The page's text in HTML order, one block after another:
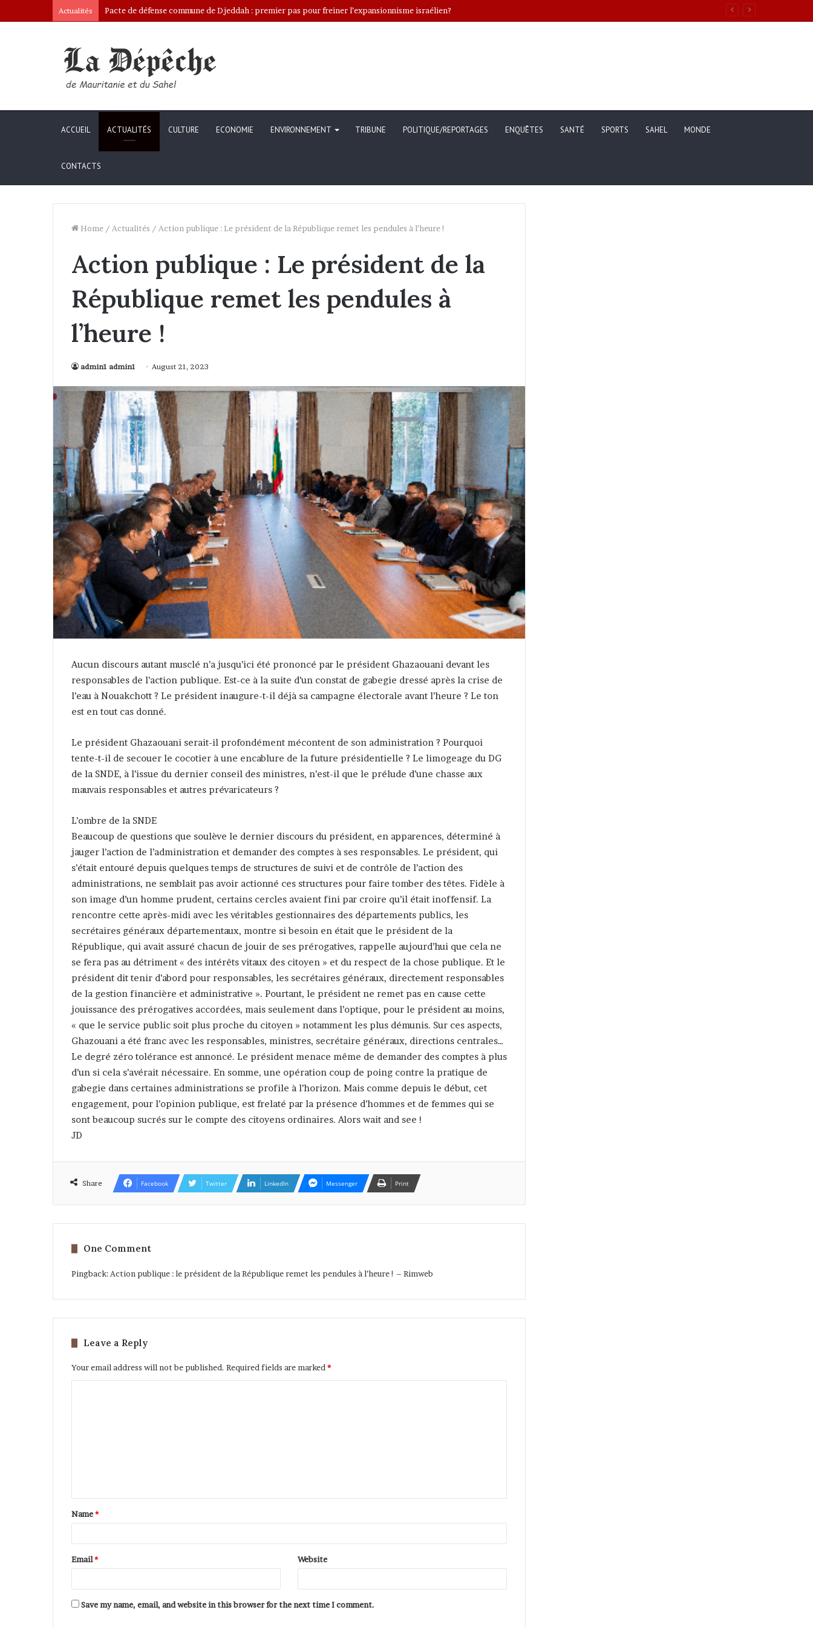
Actualités Pacte de défense commune de Djeddah : premier pas pour freiner l’expansionnisme israélien?
ACCUEIL ACTUALITÉS CULTURE ECONOMIE ENVIRONNEMENT TRIBUNE POLITIQUE/REPORTAGES ENQUÊTES SANTÉ SPORTS SAHEL MONDE
CONTACTS
Home / Actualités / Action publique : Le président de la République remet les pendules à l’heure !
Action publique : Le président de la
République remet les pendules à
l’heure !
admin1 admin1 August 21, 2023
Aucun discours autant musclé n’a jusqu’ici été prononcé par le président Ghazaouani devant les
responsables de l’action publique. Est-ce à la suite d’un constat de gabegie dressé après la crise de
l’eau à Nouakchott ? Le président inaugure-t-il déjà sa campagne électorale avant l’heure ? Le ton
est en tout cas donné.
Le président Ghazaouani serait-il profondément mécontent de son administration ? Pourquoi
tente-t-il de secouer le cocotier à une encablure de la future présidentielle ? Le limogeage du DG
de la SNDE, à l’issue du dernier conseil des ministres, n’est-il que le prélude d’une chasse aux
mauvais responsables et autres prévaricateurs ?
L’ombre de la SNDE
Beaucoup de questions que soulève le dernier discours du président, en apparences, déterminé à
jauger l’action de l’administration et demander des comptes à ses responsables. Le président, qui
s’était entouré depuis quelques temps de structures de suivi et de contrôle de l’action des
administrations, ne semblait pas avoir actionné ces structures pour faire tomber des têtes. Fidèle à
son image d’un homme prudent, certains cercles avaient fini par croire qu’il était inoffensif. La
rencontre cette après-midi avec les véritables gestionnaires des départements publics, les
secrétaires généraux départementaux, montre si besoin en était que le président de la
République, qui avait assuré chacun de jouir de ses prérogatives, rappelle aujourd’hui que cela ne
se fera pas au détriment « des intérêts vitaux des citoyen » et du respect de la chose publique. Et le
président dit tenir d’abord pour responsables, les secrétaires généraux, directement responsables
de la gestion financière et administrative ». Pourtant, le président ne remet pas en cause cette
jouissance des prérogatives accordées, mais seulement dans l’optique, pour le président au moins,
« que le service public soit plus proche du citoyen » notamment les plus démunis. Sur ces aspects,
Ghazouani a été franc avec les responsables, ministres, secrétaire généraux, directions centrales…
Le degré zéro tolérance est annoncé. Le président menace même de demander des comptes à plus
d’un si cela s’avérait nécessaire. En somme, une opération coup de poing contre la pratique de
gabegie dans certaines administrations se profile à l’horizon. Mais comme depuis le début, cet
engagement, pour l’opinion publique, est frelaté par la présence d’hommes et de femmes qui se
sont beaucoup sucrés sur le compte des citoyens ordinaires. Alors wait and see !
JD
Share Facebook Twitter LinkedIn Messenger Print
One Comment
Pingback:Action publique : le président de la République remet les pendules à l’heure ! – Rimweb
Leave a Reply
Your email address will not be published. Required fields are marked*
Name*
Email* Website
Save my name, email, and website in this browser for the next time I comment.